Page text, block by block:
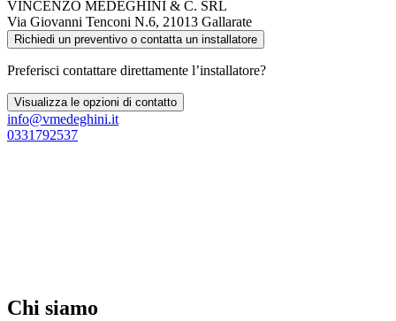
VINCENZO MEDEGHINI & C. SRL
Via Giovanni Tenconi N.6, 21013 Gallarate
Richiedi un preventivo o contatta un installatore
Preferisci contattare direttamente l’installatore?
Visualizza le opzioni di contatto
info@vmedeghini.it
0331792537
Chi siamo